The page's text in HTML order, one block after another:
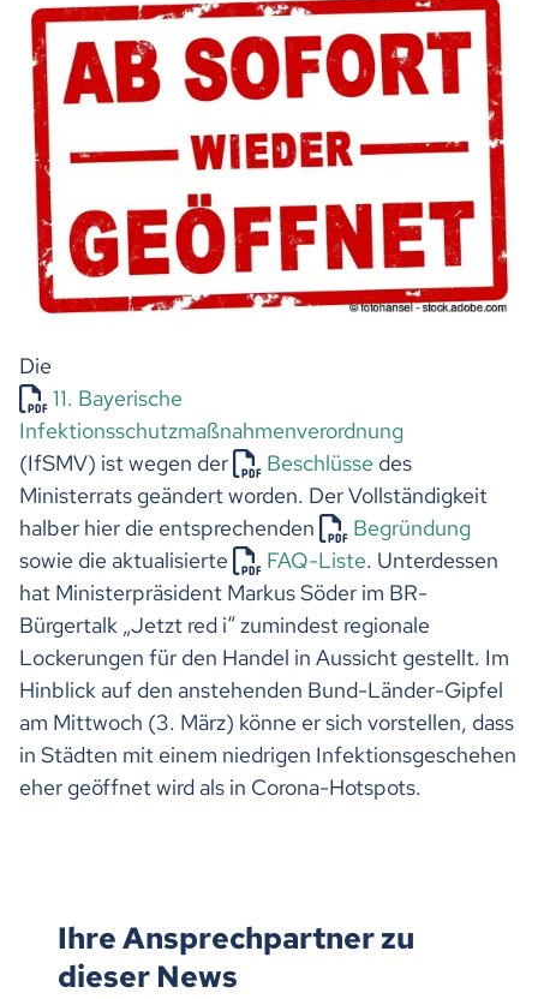
Die
11. Bayerische
Infektionsschutzmaßnahmenverordnung
(IfSMV) ist wegen der
Beschlüsse des
Ministerrats geändert worden. Der Vollständigkeit
halber hier die entsprechenden
Begründung
sowie die aktualisierte
FAQ-Liste. Unterdessen
hat Ministerpräsident Markus Söder im BR-
Bürgertalk „Jetzt red i“ zumindest regionale
Lockerungen für den Handel in Aussicht gestellt. Im
Hinblick auf den anstehenden Bund-Länder-Gipfel
am Mittwoch (3. März) könne er sich vorstellen, dass
in Städten mit einem niedrigen Infektionsgeschehen
eher geöffnet wird als in Corona-Hotspots.
Ihre Ansprechpartner zu
dieser News